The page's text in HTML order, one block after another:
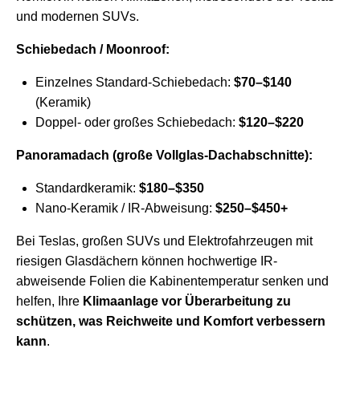
und modernen SUVs.
Schiebedach / Moonroof:
Einzelnes Standard-Schiebedach: $70–$140
(Keramik)
Doppel- oder großes Schiebedach: $120–$220
Panoramadach (große Vollglas-Dachabschnitte):
Standardkeramik: $180–$350
Nano-Keramik / IR-Abweisung: $250–$450+
Bei Teslas, großen SUVs und Elektrofahrzeugen mit
riesigen Glasdächern können hochwertige IR-
abweisende Folien die Kabinentemperatur senken und
helfen, Ihre Klimaanlage vor Überarbeitung zu
schützen, was Reichweite und Komfort verbessern
kann.